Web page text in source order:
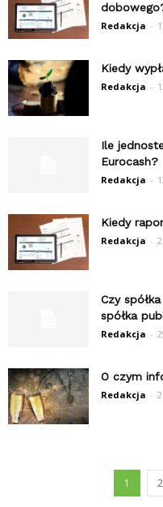
Redakcja -
Kiedy
Redakcja -
Ile
Eurocash?
Redakcja -
Kiedy
Redakcja -
Czy
spółka
Redakcja -
O czym
Redakcja -
1 2